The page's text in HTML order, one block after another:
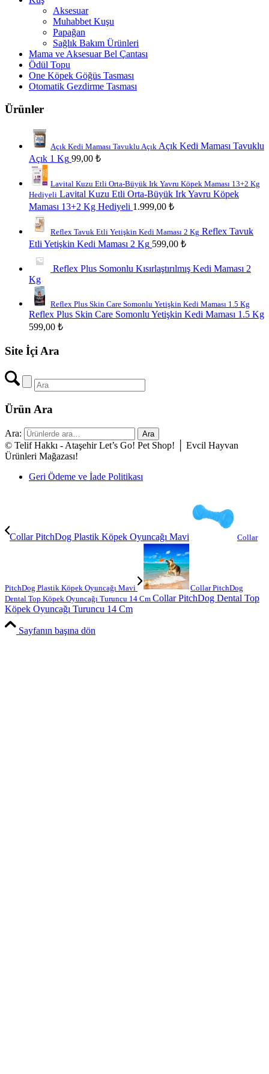
Aksesuar
Muhabbet Kuşu
Papağan
Sağlık Bakım Ürünleri
Mama ve Aksesuar Bel Çantası
Ödül Topu
One Köpek Göğüs Tasması
Otomatik Gezdirme Tasması
Ürünler
Açık Kedi Maması Tavuklu Açık Açık Kedi Maması Tavuklu
Açık 1 Kg 99,00 ₺
Lavital Kuzu Etli Orta-Büyük Irk Yavru Köpek Maması 13+2 Kg
Hediyeli Lavital Kuzu Etli Orta-Büyük Irk Yavru Köpek
Maması 13+2 Kg Hediyeli 1.999,00 ₺
Reflex Tavuk Etli Yetişkin Kedi Maması 2 Kg Reflex Tavuk
Etli Yetişkin Kedi Maması 2 Kg 599,00 ₺
Reflex Plus Somonlu Kısırlaştırılmış Kedi Maması 2
Kg
Reflex Plus Skin Care Somonlu Yetişkin Kedi Maması 1.5 Kg
Reflex Plus Skin Care Somonlu Yetişkin Kedi Maması 1.5 Kg
599,00 ₺
Site İçi Ara
Ürün Ara
Ara: Ara
© Telif Hakkı - Ataşehir Let’s Go! Pet Shop! │ Evcil Hayvan
Ürünleri Mağazası!
Geri Ödeme ve İade Politikası
Collar PitchDog Plastik Köpek Oyuncağı Mavi Collar
PitchDog Plastik Köpek Oyuncağı Mavi
Collar PitchDog
Dental Top Köpek Oyuncağı Turuncu 14 Cm Collar PitchDog Dental Top
Köpek Oyuncağı Turuncu 14 Cm
Sayfanın başına dön